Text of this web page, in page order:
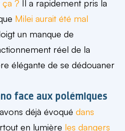
ça ? Il a rapidement pris la
Milei aurait été mal
un manque de
réel de la
élégante de se dédouaner
face aux polémiques
déjà évoqué dans
en lumière les dangers